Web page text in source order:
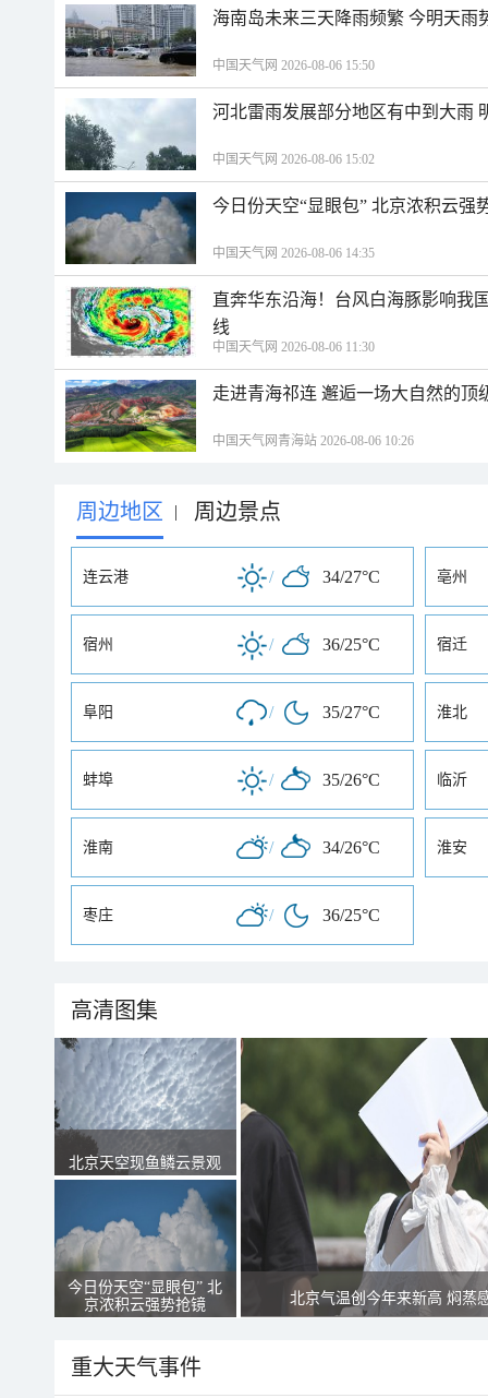
海南岛未来三天降雨频繁 今明天雨
中国天气网 2026-08-06 15:50
河北雷雨发展部分地区有中到大雨
中国天气网 2026-08-06 15:02
今日份天空“显眼包” 北京浓积云强
中国天气网 2026-08-06 14:35
直奔华东沿海！台风白海豚影响我
线
中国天气网 2026-08-06 11:30
走进青海祁连 邂逅一场大自然的顶
中国天气网青海站 2026-08-06 10:26
周边地区 | 周边景点
连云港 / 34/27°C 亳州
宿州 / 36/25°C 宿迁
阜阳 / 35/27°C 淮北
蚌埠 / 35/26°C 临沂
淮南 / 34/26°C 淮安
枣庄 / 36/25°C
高清图集
北京天空现鱼鳞云景观
今日份天空“显眼包” 北
京浓积云强势抢镜
北京气温创今年来新高 焖蒸
重大天气事件